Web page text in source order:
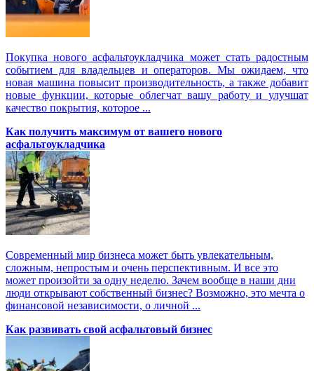
Покупка нового асфальтоукладчика может стать радостным
событием для владельцев и операторов. Мы ожидаем, что
новая машина повысит производительность, а также добавит
новые функции, которые облегчат вашу работу и улучшат
качество покрытия, которое ...
Как получить максимум от вашего нового
асфальтоукладчика
Современный мир бизнеса может быть увлекательным,
сложным, непростым и очень перспективным. И все это
может произойти за одну неделю. Зачем вообще в наши дни
люди открывают собственный бизнес? Возможно, это мечта о
финансовой независимости, о личной ...
Как развивать свой асфальтовый бизнес